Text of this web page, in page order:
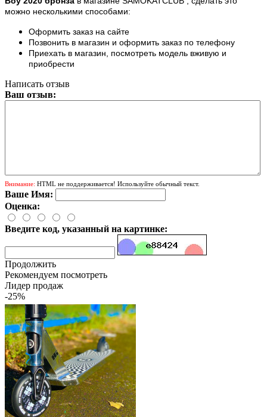
можно несколькими способами:
Оформить заказ на сайте
Позвонить в магазин и оформить заказ по телефону
Приехать в магазин, посмотреть модель вживую и
приобрести
Написать отзыв
Ваш отзыв:
Внимание: HTML не поддерживается! Используйте обычный текст.
Ваше Имя:
Оценка:
Введите код, указанный на картинке:
Продолжить
Рекомендуем посмотреть
Лидер продаж
-25%